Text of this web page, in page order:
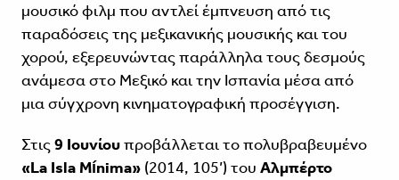
μουσικό φιλμ που αντλεί έμπνευση από τις
παραδόσεις της μεξικανικής μουσικής και του
χορού, εξερευνώντας παράλληλα τους δεσμούς
ανάμεσα στο Μεξικό και την Ισπανία μέσα από
μια σύγχρονη κινηματογραφική προσέγγιση.
Στις 9 Ιουνίουπροβάλλεται το πολυβραβευμένο
«La Isla Mínima»(2014, 105’) του Αλμπέρτο